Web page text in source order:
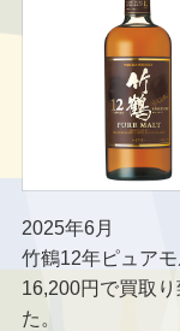
2025年6月
竹鶴12年ピュアモ
16,200円で買取
た。